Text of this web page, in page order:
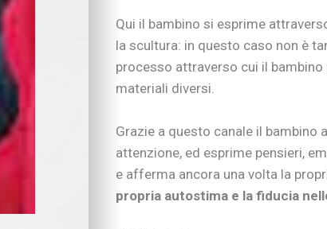
Attività extra-scuola
Nuove tecnologie
Educazione digitale
Imparare divertendosi
Tecnologia e intrattenimento
Salute
SOS bambini
Salute
Nutrizione
Qui il bambino si esprime
la scultura: in questo caso non è
processo attraverso cui il
materiali diversi.
Grazie a questo canale il bambino
attenzione, ed esprime pensieri,
e afferma ancora una volta la
propria autostima e la fiducia